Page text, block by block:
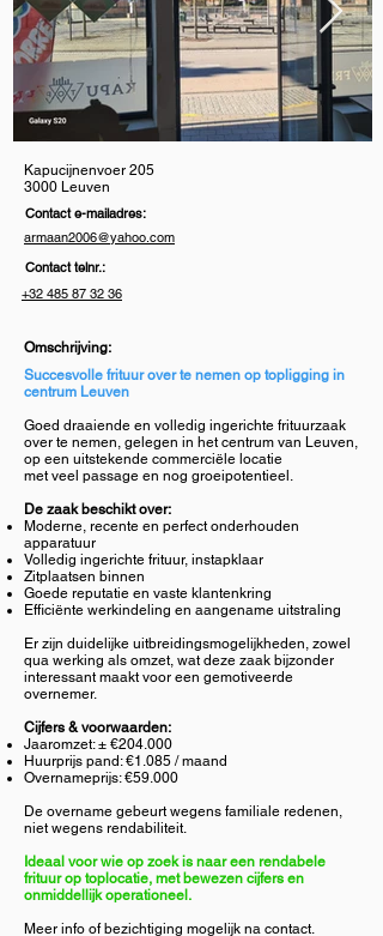
Contact e-mailadres:
armaan2006@yahoo.com
Contact telnr.:
+32 485 87 32 36
Kapucijnenvoer 205
3000 Leuven
Omschrijving:
Succesvolle frituur over te nemen op topligging in
centrum Leuven
Goed draaiende en volledig ingerichte frituurzaak
over te nemen, gelegen in het centrum van Leuven,
op een uitstekende commerciële locatie
met veel passage en nog groeipotentieel.
De zaak beschikt over:
Moderne, recente en perfect onderhouden
apparatuur
Volledig ingerichte frituur, instapklaar
Zitplaatsen binnen
Goede reputatie en vaste klantenkring
Efficiënte werkindeling en aangename uitstraling
Er zijn duidelijke uitbreidingsmogelijkheden, zowel
qua werking als omzet, wat deze zaak bijzonder
interessant maakt voor een gemotiveerde
overnemer.
Cijfers & voorwaarden:
Jaaromzet: ± €204.000
Huurprijs pand: €1.085 / maand
Overnameprijs: €59.000
De overname gebeurt wegens familiale redenen,
niet wegens rendabiliteit.
Ideaal voor wie op zoek is naar een rendabele
frituur op toplocatie, met bewezen cijfers en
onmiddellijk operationeel.
Meer info of bezichtiging mogelijk na contact.